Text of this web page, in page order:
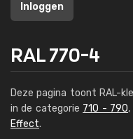
Inloggen
RAL 770-4
Deze pagina toont RAL-
in de categorie 710 - 790
Effect.